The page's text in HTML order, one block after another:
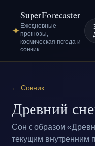
✦
SuperForecaster
Ежедневные
прогнозы,
космическая погода и
сонник
← Сонник
Древний
Сон с образом
текущим внутренним